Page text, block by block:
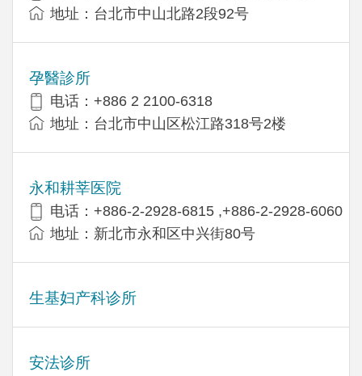
地址：台北市中山北路2段92号
孕醫診所
电话：+886 2 2100-6318
地址：台北市中山区松江路318号2楼
永和耕莘医院
电话：+886-2-2928-6815 ,+886-2-2928-6060
地址：新北市永和区中兴街80号
生基妇产科诊所
安法诊所